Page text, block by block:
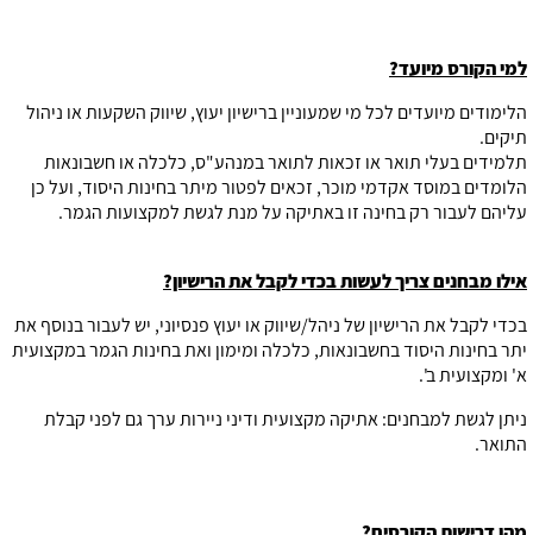
למי הקורס מיועד?
הלימודים מיועדים לכל מי שמעוניין ברישיון יעוץ, שיווק השקעות או ניהול
תיקים.
תלמידים בעלי תואר או זכאות לתואר במנהע"ס, כלכלה או חשבונאות
הלומדים במוסד אקדמי מוכר, זכאים לפטור מיתר בחינות היסוד, ועל כן
עליהם לעבור רק בחינה זו באתיקה על מנת לגשת למקצועות הגמר.
אילו מבחנים צריך לעשות בכדי לקבל את הרישיון?
בכדי לקבל את הרישיון של ניהל/שיווק או יעוץ פנסיוני, יש לעבור בנוסף את
יתר בחינות היסוד בחשבונאות, כלכלה ומימון ואת בחינות הגמר במקצועית
א' ומקצועית ב'.
ניתן לגשת למבחנים: אתיקה מקצועית ודיני ניירות ערך גם לפני קבלת
התואר.